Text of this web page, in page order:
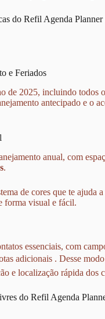
do Refil Agenda
e Feriados
de 2025, incluindo todos
antecipado e o
anual, com
.
de cores que te ajuda
forma visual e fácil.
essenciais, com
adicionais . Desse
e localização rápida dos
do Refil Agenda